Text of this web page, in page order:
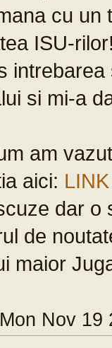
cu un
ISU-
si mi-a
am
aici: LINK
dar o
de
maior
Nov 19